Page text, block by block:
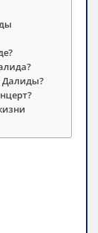
Далиды?